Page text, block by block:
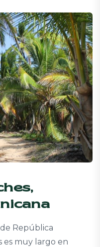
República
es muy largo en